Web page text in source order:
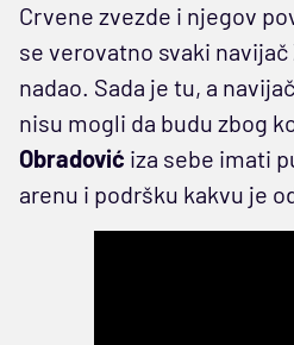
Crvene zvezde i njegov
se verovatno svaki
nadao. Sada je tu, a
nisu mogli da budu zbog
Obradović iza sebe imati
arenu i podršku kakvu je